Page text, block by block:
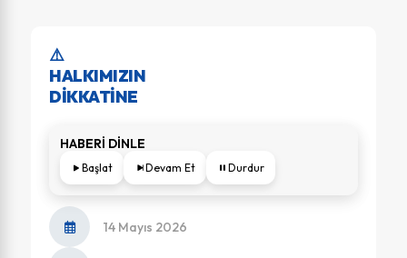
⚠️
HALKIMIZIN
DİKKATİNE
HABERİ DİNLE
Başlat Devam Et Durdur
14 Mayıs 2026